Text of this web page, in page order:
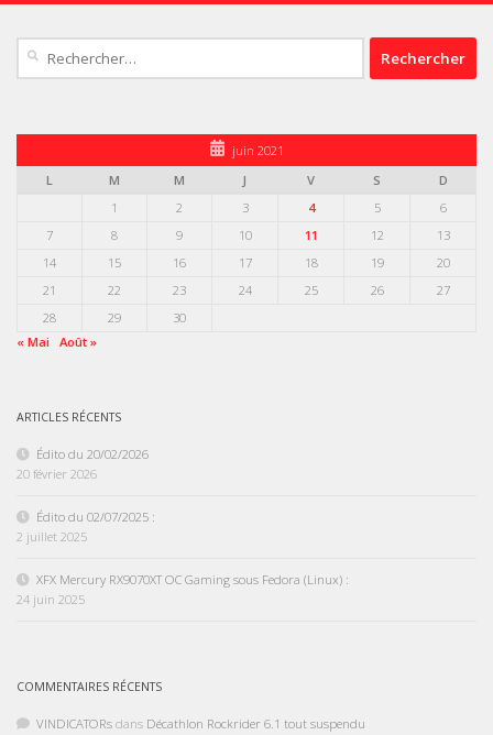
Rechercher :
juin 2021
L
M M J V S
D
1
2 3 4 5
6
7
8 9 10 11 12
13
14
15 16 17 18 19
20
21
22 23 24 25 26
27
28
29
30
« Mai
Août »
ARTICLES RÉCENTS
Édito du 20/02/2026
20 février 2026
Édito du 02/07/2025 :
2 juillet 2025
XFX Mercury RX9070XT OC Gaming sous Fedora (Linux) :
24 juin 2025
COMMENTAIRES RÉCENTS
VINDICATORs dans Décathlon Rockrider 6.1 tout suspendu